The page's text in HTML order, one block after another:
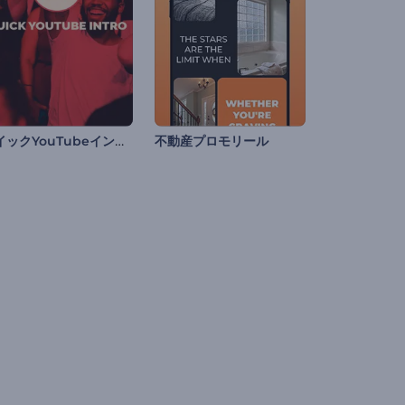
クイックYouTubeイントロ 不動産プロモリール